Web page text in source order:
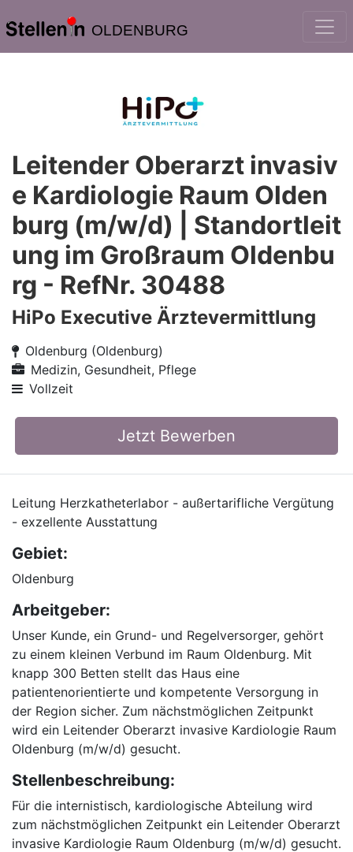
OLDENBURG
Leitender Oberarzt invasiv
e Kardiologie Raum Olden
burg (m/w/d) | Standortleit
ung im Großraum Oldenbu
rg - RefNr. 30488
HiPo Executive Ärztevermittlung
Oldenburg (Oldenburg)
Medizin, Gesundheit, Pflege
Vollzeit
Jetzt Bewerben
Leitung Herzkatheterlabor - außertarifliche Vergütung
- exzellente Ausstattung
Gebiet:
Oldenburg
Arbeitgeber:
Unser Kunde, ein Grund- und Regelversorger, gehört
zu einem kleinen Verbund im Raum Oldenburg. Mit
knapp 300 Betten stellt das Haus eine
patientenorientierte und kompetente Versorgung in
der Region sicher. Zum nächstmöglichen Zeitpunkt
wird ein Leitender Oberarzt invasive Kardiologie Raum
Oldenburg (m/w/d) gesucht.
Stellenbeschreibung:
Für die internistisch, kardiologische Abteilung wird
zum nächstmöglichen Zeitpunkt ein Leitender Oberarzt
invasive Kardiologie Raum Oldenburg (m/w/d) gesucht.